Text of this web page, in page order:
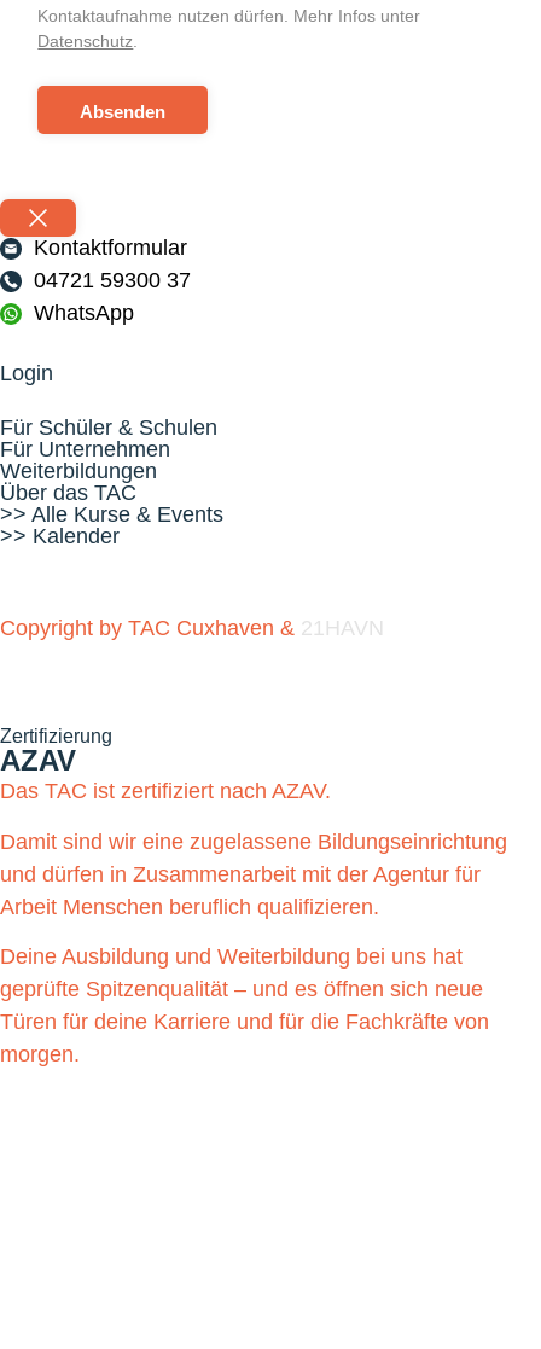
Kontaktaufnahme nutzen dürfen. Mehr Infos unter
Datenschutz.
Absenden
Kontaktformular
04721 59300 37
WhatsApp
Login
Für Schüler & Schulen
Für Unternehmen
Weiterbildungen
Über das TAC
>> Alle Kurse & Events
>> Kalender
Copyright by TAC Cuxhaven & 21HAVN
Zertifizierung
AZAV
Das TAC ist zertifiziert nach AZAV.
Damit sind wir eine zugelassene Bildungseinrichtung
und dürfen in Zusammenarbeit mit der Agentur für
Arbeit Menschen beruflich qualifizieren.
Deine Ausbildung und Weiterbildung bei uns hat
geprüfte Spitzenqualität – und es öffnen sich neue
Türen für deine Karriere und für die Fachkräfte von
morgen.